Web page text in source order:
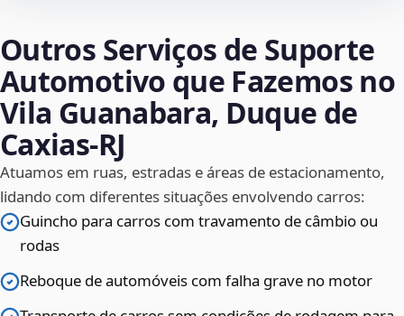
Outros Serviços de Suporte
Automotivo que Fazemos no
Vila Guanabara, Duque de
Caxias‑RJ
Atuamos em ruas, estradas e áreas de estacionamento,
lidando com diferentes situações envolvendo carros:
Guincho para carros com travamento de câmbio ou
rodas
Reboque de automóveis com falha grave no motor